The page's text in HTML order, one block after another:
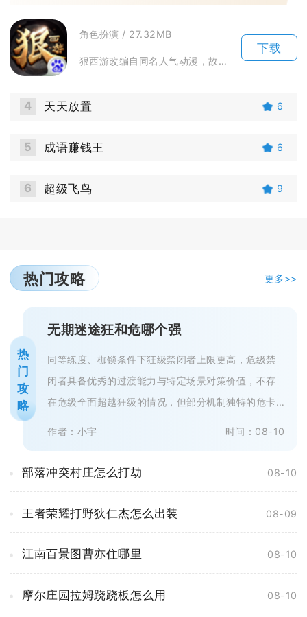
角色扮演 / 27.32MB
狠西游改编自同名人气动漫，故事打破传统西游框架，孙悟空穿越现代附身少年付贺，开启现代都市降...
下载
4 天天放置 6
5 成语赚钱王 6
6 超级飞鸟 9
热门攻略 更多>>
热
门
攻
略
无期迷途狂和危哪个强
同等练度、枷锁条件下狂级禁闭者上限更高，危级禁
闭者具备优秀的过渡能力与特定场景对策价值，不存
在危级全面超越狂级的情况，但部分机制独特的危卡
作者：小宇 时间：08-10
部落冲突村庄怎么打劫 08-10
王者荣耀打野狄仁杰怎么出装 08-09
江南百景图曹亦住哪里 08-10
摩尔庄园拉姆跷跷板怎么用 08-10